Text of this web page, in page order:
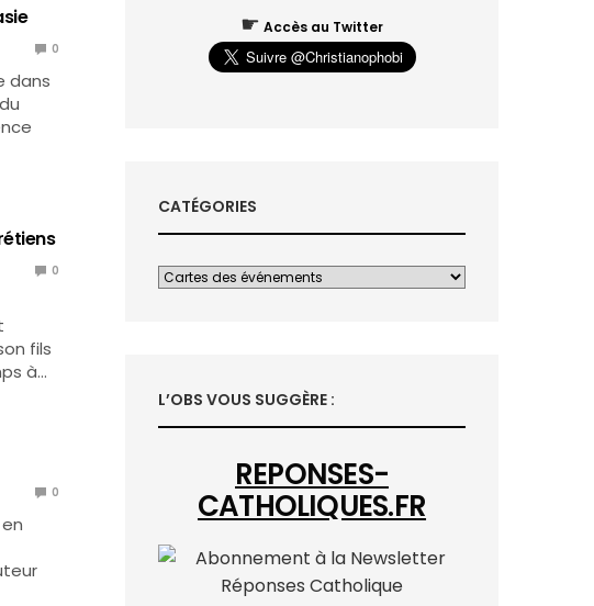
0
dans
0
fils
à…
0
☛ Accès au Twitter
CATÉGORIES
L’OBS VOUS SUGGÈRE :
REPONSES-
CATHOLIQUES.FR